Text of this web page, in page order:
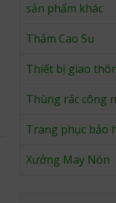
sản phẩm khác
Thảm Cao Su
Thiết bị giao
Thùng rác công
Trang phục bảo
Xưởng May Nón